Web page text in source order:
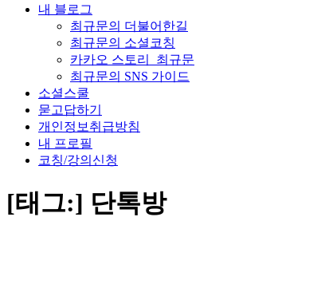
내 블로그
최규문의 더불어한길
최규문의 소셜코칭
카카오 스토리_최규문
최규문의 SNS 가이드
소셜스쿨
묻고답하기
개인정보취급방침
내 프로필
코칭/강의신청
[태그:] 단톡방